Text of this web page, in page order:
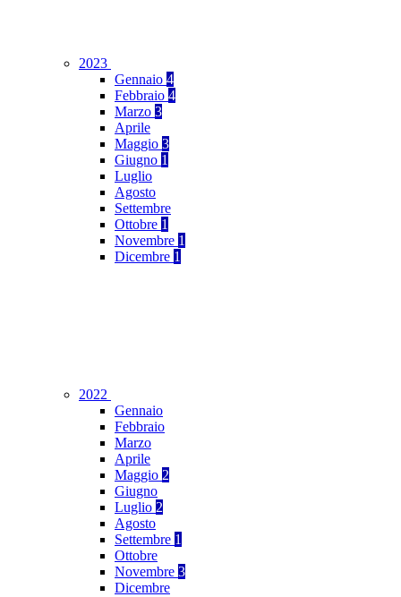
2023
Gennaio 4
Febbraio 4
Marzo 3
Aprile
Maggio 3
Giugno 1
Luglio
Agosto
Settembre
Ottobre 1
Novembre 1
Dicembre 1
2022
Gennaio
Febbraio
Marzo
Aprile
Maggio 2
Giugno
Luglio 2
Agosto
Settembre 1
Ottobre
Novembre 3
Dicembre